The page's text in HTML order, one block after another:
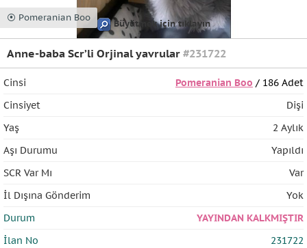
⦿ Pomeranian Boo
Büyütmek için tıklayın
Anne-baba Scr’li Orjinal yavrular #231722
Cinsi Pomeranian Boo / 186 Adet
Cinsiyet
Dişi
Yaş
2 Aylık
Aşı Durumu
Yapıldı
SCR Var Mı
Var
İl Dışına Gönderim
Yok
Durum
YAYINDAN KALKMIŞTIR
İlan No
231722